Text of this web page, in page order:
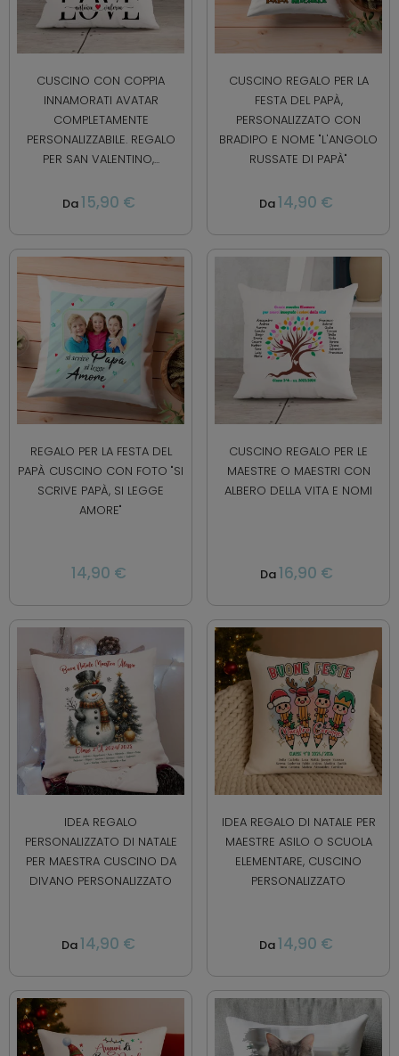
CUSCINO CON COPPIA
INNAMORATI AVATAR
COMPLETAMENTE
PERSONALIZZABILE. REGALO
PER SAN VALENTINO,...
Da15,90 €
CUSCINO REGALO PER LA
FESTA DEL PAPÀ,
PERSONALIZZATO CON
BRADIPO E NOME "L'ANGOLO
RUSSATE DI PAPÀ"
Da14,90 €
REGALO PER LA FESTA DEL
PAPÀ CUSCINO CON FOTO "SI
SCRIVE PAPÀ, SI LEGGE
AMORE"
14,90 €
CUSCINO REGALO PER LE
MAESTRE O MAESTRI CON
ALBERO DELLA VITA E NOMI
Da16,90 €
IDEA REGALO
PERSONALIZZATO DI NATALE
PER MAESTRA CUSCINO DA
DIVANO PERSONALIZZATO
Da14,90 €
IDEA REGALO DI NATALE PER
MAESTRE ASILO O SCUOLA
ELEMENTARE, CUSCINO
PERSONALIZZATO
Da14,90 €